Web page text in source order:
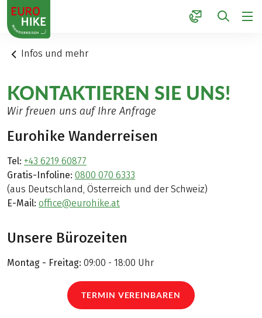
1
Infos und mehr
KONTAKTIEREN SIE UNS!
Wir freuen uns auf Ihre Anfrage
Eurohike Wanderreisen
Tel: +43 6219 60877
Gratis-Infoline: 0800 070 6333
(aus Deutschland, Österreich und der Schweiz)
E-Mail: office@eurohike.at
Unsere Bürozeiten
Montag - Freitag: 09:00 - 18:00 Uhr
TERMIN VEREINBAREN